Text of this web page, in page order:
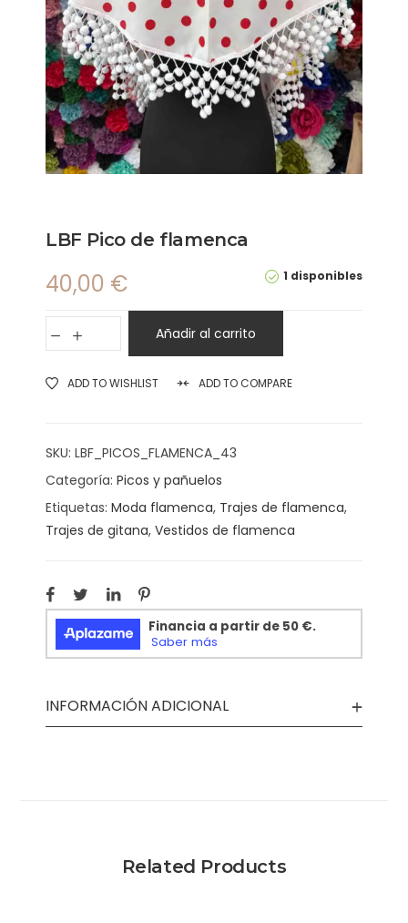
LBF Pico de flamenca
1 disponibles
40,00 €
Añadir al carrito
ADD TO WISHLIST ADD TO COMPARE
SKU: LBF_PICOS_FLAMENCA_43
Categoría: Picos y pañuelos
Etiquetas: Moda flamenca, Trajes de flamenca,
Trajes de gitana, Vestidos de flamenca
INFORMACIÓN ADICIONAL
Related Products